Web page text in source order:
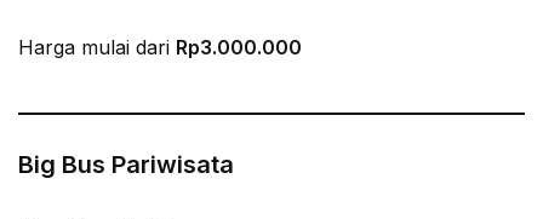
Harga mulai dari Rp3.000.000
Big Bus Pariwisata